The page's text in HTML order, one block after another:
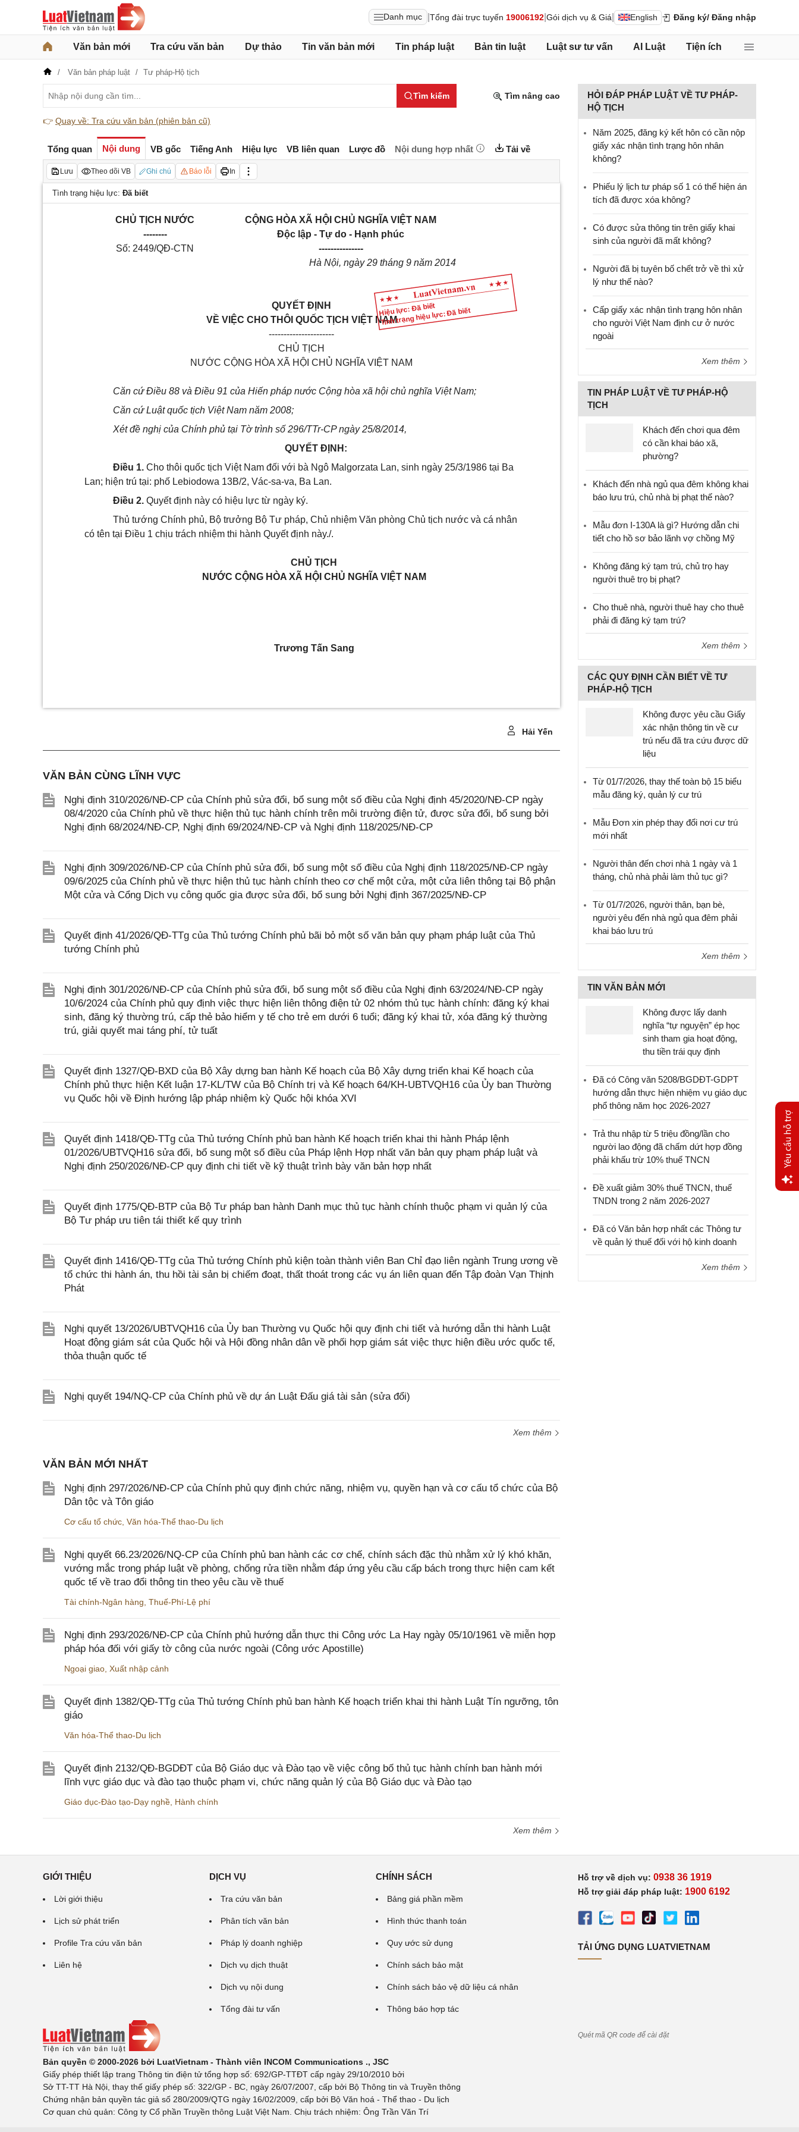
Danh mục Tổng đài trực tuyến 19006192 Gói dịch vụ & Giá English Đăng ký/ Đăng nhập
Văn bản mới Tra cứu văn bản Dự thảo Tin văn bản mới Tin pháp luật Bản tin luật Luật sư tư vấn AI Luật Tiện ích
Văn bản pháp luật Tư pháp-Hộ tịch
Tìm kiếm Tìm nâng cao
👉 Quay về: Tra cứu văn bản (phiên bản cũ)
Tổng quan Nội dung VB gốc Tiếng Anh Hiệu lực VB liên quan Lược đồ Nội dung hợp nhất Tải về
Lưu Theo dõi VB Ghi chú Báo lỗi In
Tình trạng hiệu lực: Đã biết
Hiệu lực: Đã biết
Tình trạng hiệu lực: Đã biết
CHỦ TỊCH NƯỚC
--------
Số: 2449/QĐ-CTN
CỘNG HÒA XÃ HỘI CHỦ NGHĨA VIỆT NAM
Độc lập - Tự do - Hạnh phúc
---------------
Hà Nội, ngày 29 tháng 9 năm 2014
QUYẾT ĐỊNH
VỀ VIỆC CHO THÔI QUỐC TỊCH VIỆT NAM
----------------------
CHỦ TỊCH
NƯỚC CỘNG HÒA XÃ HỘI CHỦ NGHĨA VIỆT NAM
Căn cứ Điều 88 và Điều 91 của Hiến pháp nước Cộng hòa xã hội chủ nghĩa Việt Nam;
Căn cứ Luật quốc tịch Việt Nam năm 2008;
Xét đề nghị của Chính phủ tại Tờ trình số 296/TTr-CP ngày 25/8/2014,
QUYẾT ĐỊNH:
Điều 1. Cho thôi quốc tịch Việt Nam đối với bà Ngô Malgorzata Lan, sinh ngày 25/3/1986 tại Ba
Lan; hiện trú tại: phố Lebiodowa 13B/2, Vác-sa-va, Ba Lan.
Điều 2. Quyết định này có hiệu lực từ ngày ký.
Thủ tướng Chính phủ, Bộ trưởng Bộ Tư pháp, Chủ nhiệm Văn phòng Chủ tịch nước và cá nhân
có tên tại Điều 1 chịu trách nhiệm thi hành Quyết định này./.
CHỦ TỊCH
NƯỚC CỘNG HÒA XÃ HỘI CHỦ NGHĨA VIỆT NAM
Trương Tấn Sang
Hải Yến
VĂN BẢN CÙNG LĨNH VỰC
Nghị định 310/2026/NĐ-CP của Chính phủ sửa đổi, bổ sung một số điều của Nghị định 45/2020/NĐ-CP ngày
08/4/2020 của Chính phủ về thực hiện thủ tục hành chính trên môi trường điện tử, được sửa đổi, bổ sung bởi
Nghị định 68/2024/NĐ-CP, Nghị định 69/2024/NĐ-CP và Nghị định 118/2025/NĐ-CP
Nghị định 309/2026/NĐ-CP của Chính phủ sửa đổi, bổ sung một số điều của Nghị định 118/2025/NĐ-CP ngày
09/6/2025 của Chính phủ về thực hiện thủ tục hành chính theo cơ chế một cửa, một cửa liên thông tại Bộ phận
Một cửa và Cổng Dịch vụ công quốc gia được sửa đổi, bổ sung bởi Nghị định 367/2025/NĐ-CP
Quyết định 41/2026/QĐ-TTg của Thủ tướng Chính phủ bãi bỏ một số văn bản quy phạm pháp luật của Thủ
tướng Chính phủ
Nghị định 301/2026/NĐ-CP của Chính phủ sửa đổi, bổ sung một số điều của Nghị định 63/2024/NĐ-CP ngày
10/6/2024 của Chính phủ quy định việc thực hiện liên thông điện tử 02 nhóm thủ tục hành chính: đăng ký khai
sinh, đăng ký thường trú, cấp thẻ bảo hiểm y tế cho trẻ em dưới 6 tuổi; đăng ký khai tử, xóa đăng ký thường
trú, giải quyết mai táng phí, tử tuất
Quyết định 1327/QĐ-BXD của Bộ Xây dựng ban hành Kế hoạch của Bộ Xây dựng triển khai Kế hoạch của
Chính phủ thực hiện Kết luận 17-KL/TW của Bộ Chính trị và Kế hoạch 64/KH-UBTVQH16 của Ủy ban Thường
vụ Quốc hội về Định hướng lập pháp nhiệm kỳ Quốc hội khóa XVI
Quyết định 1418/QĐ-TTg của Thủ tướng Chính phủ ban hành Kế hoạch triển khai thi hành Pháp lệnh
01/2026/UBTVQH16 sửa đổi, bổ sung một số điều của Pháp lệnh Hợp nhất văn bản quy phạm pháp luật và
Nghị định 250/2026/NĐ-CP quy định chi tiết về kỹ thuật trình bày văn bản hợp nhất
Quyết định 1775/QĐ-BTP của Bộ Tư pháp ban hành Danh mục thủ tục hành chính thuộc phạm vi quản lý của
Bộ Tư pháp ưu tiên tái thiết kế quy trình
Quyết định 1416/QĐ-TTg của Thủ tướng Chính phủ kiện toàn thành viên Ban Chỉ đạo liên ngành Trung ương về
tổ chức thi hành án, thu hồi tài sản bị chiếm đoạt, thất thoát trong các vụ án liên quan đến Tập đoàn Vạn Thịnh
Phát
Nghị quyết 13/2026/UBTVQH16 của Ủy ban Thường vụ Quốc hội quy định chi tiết và hướng dẫn thi hành Luật
Hoạt động giám sát của Quốc hội và Hội đồng nhân dân về phối hợp giám sát việc thực hiện điều ước quốc tế,
thỏa thuận quốc tế
Nghị quyết 194/NQ-CP của Chính phủ về dự án Luật Đấu giá tài sản (sửa đổi)
Xem thêm
VĂN BẢN MỚI NHẤT
Nghị định 297/2026/NĐ-CP của Chính phủ quy định chức năng, nhiệm vụ, quyền hạn và cơ cấu tổ chức của Bộ
Dân tộc và Tôn giáo
Cơ cấu tổ chức Văn hóa-Thể thao-Du lịch
Nghị quyết 66.23/2026/NQ-CP của Chính phủ ban hành các cơ chế, chính sách đặc thù nhằm xử lý khó khăn,
vướng mắc trong pháp luật về phòng, chống rửa tiền nhằm đáp ứng yêu cầu cấp bách trong thực hiện cam kết
quốc tế về trao đổi thông tin theo yêu cầu về thuế
Tài chính-Ngân hàng Thuế-Phí-Lệ phí
Nghị định 293/2026/NĐ-CP của Chính phủ hướng dẫn thực thi Công ước La Hay ngày 05/10/1961 về miễn hợp
pháp hóa đối với giấy tờ công của nước ngoài (Công ước Apostille)
Ngoại giao Xuất nhập cảnh
Quyết định 1382/QĐ-TTg của Thủ tướng Chính phủ ban hành Kế hoạch triển khai thi hành Luật Tín ngưỡng, tôn
giáo
Văn hóa-Thể thao-Du lịch
Quyết định 2132/QĐ-BGDĐT của Bộ Giáo dục và Đào tạo về việc công bố thủ tục hành chính ban hành mới
lĩnh vực giáo dục và đào tạo thuộc phạm vi, chức năng quản lý của Bộ Giáo dục và Đào tạo
Giáo dục-Đào tạo-Dạy nghề Hành chính
Xem thêm
HỎI ĐÁP PHÁP LUẬT VỀ TƯ PHÁP-
HỘ TỊCH
Năm 2025, đăng ký kết hôn có cần nộp
giấy xác nhận tình trạng hôn nhân
không?
Phiếu lý lịch tư pháp số 1 có thể hiện án
tích đã được xóa không?
Có được sửa thông tin trên giấy khai
sinh của người đã mất không?
Người đã bị tuyên bố chết trở về thì xử
lý như thế nào?
Cấp giấy xác nhận tình trạng hôn nhân
cho người Việt Nam định cư ở nước
ngoài
Xem thêm
TIN PHÁP LUẬT VỀ TƯ PHÁP-HỘ
TỊCH
Khách đến chơi qua đêm
có cần khai báo xã,
phường?
Khách đến nhà ngủ qua đêm không khai
báo lưu trú, chủ nhà bị phạt thế nào?
Mẫu đơn I-130A là gì? Hướng dẫn chi
tiết cho hồ sơ bảo lãnh vợ chồng Mỹ
Không đăng ký tạm trú, chủ trọ hay
người thuê trọ bị phạt?
Cho thuê nhà, người thuê hay cho thuê
phải đi đăng ký tạm trú?
Xem thêm
CÁC QUY ĐỊNH CẦN BIẾT VỀ TƯ
PHÁP-HỘ TỊCH
Không được yêu cầu Giấy
xác nhận thông tin về cư
trú nếu đã tra cứu được dữ
liệu
Từ 01/7/2026, thay thế toàn bộ 15 biểu
mẫu đăng ký, quản lý cư trú
Mẫu Đơn xin phép thay đổi nơi cư trú
mới nhất
Người thân đến chơi nhà 1 ngày và 1
tháng, chủ nhà phải làm thủ tục gì?
Từ 01/7/2026, người thân, bạn bè,
người yêu đến nhà ngủ qua đêm phải
khai báo lưu trú
Xem thêm
TIN VĂN BẢN MỚI
Không được lấy danh
nghĩa “tự nguyện” ép học
sinh tham gia hoạt động,
thu tiền trái quy định
Đã có Công văn 5208/BGDĐT-GDPT
hướng dẫn thực hiện nhiệm vụ giáo dục
phổ thông năm học 2026-2027
Trả thu nhập từ 5 triệu đồng/lần cho
người lao động đã chấm dứt hợp đồng
phải khấu trừ 10% thuế TNCN
Đề xuất giảm 30% thuế TNCN, thuế
TNDN trong 2 năm 2026-2027
Đã có Văn bản hợp nhất các Thông tư
về quản lý thuế đối với hộ kinh doanh
Xem thêm
GIỚI THIỆU
Lời giới thiệu
Lịch sử phát triển
Profile Tra cứu văn bản
Liên hệ
DỊCH VỤ
Tra cứu văn bản
Phân tích văn bản
Pháp lý doanh nghiệp
Dịch vụ dịch thuật
Dịch vụ nội dung
Tổng đài tư vấn
CHÍNH SÁCH
Bảng giá phần mềm
Hình thức thanh toán
Quy ước sử dụng
Chính sách bảo mật
Chính sách bảo vệ dữ liệu cá nhân
Thông báo hợp tác
Bản quyền © 2000-2026 bởi LuatVietnam - Thành viên INCOM Communications ., JSC
Giấy phép thiết lập trang Thông tin điện tử tổng hợp số: 692/GP-TTĐT cấp ngày 29/10/2010 bởi
Sở TT-TT Hà Nội, thay thế giấy phép số: 322/GP - BC, ngày 26/07/2007, cấp bởi Bộ Thông tin và Truyền thông
Chứng nhận bản quyền tác giả số 280/2009/QTG ngày 16/02/2009, cấp bởi Bộ Văn hoá - Thể thao - Du lịch
Cơ quan chủ quản: Công ty Cổ phần Truyền thông Luật Việt Nam. Chịu trách nhiệm: Ông Trần Văn Trí
Hỗ trợ về dịch vụ: 0938 36 1919
Hỗ trợ giải đáp pháp luật: 1900 6192
TẢI ỨNG DỤNG LUATVIETNAM
Quét mã QR code để cài đặt